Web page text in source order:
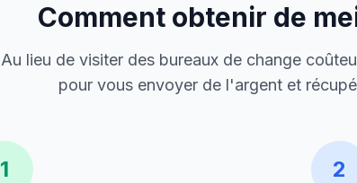
Comment obtenir de
Au lieu de visiter des bureaux de change
pour vous envoyer de l'argent et
1 2